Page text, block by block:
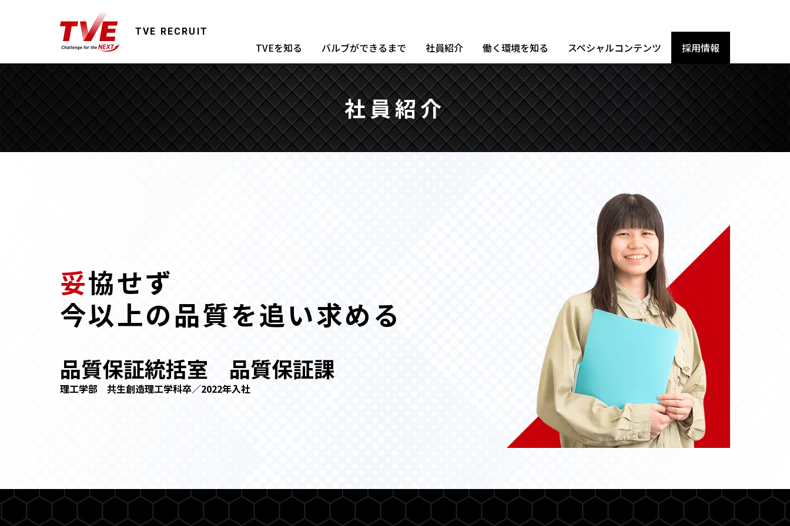
TVE RECRUIT
TVEを知る バルブができるまで 社員紹介 働く環境を知る スペシャルコンテンツ 採用情報
社員紹介
妥協せず
今以上の品質を追い求める
品質保証統括室 品質保証課
理工学部 共生創造理工学科卒／2022年入社